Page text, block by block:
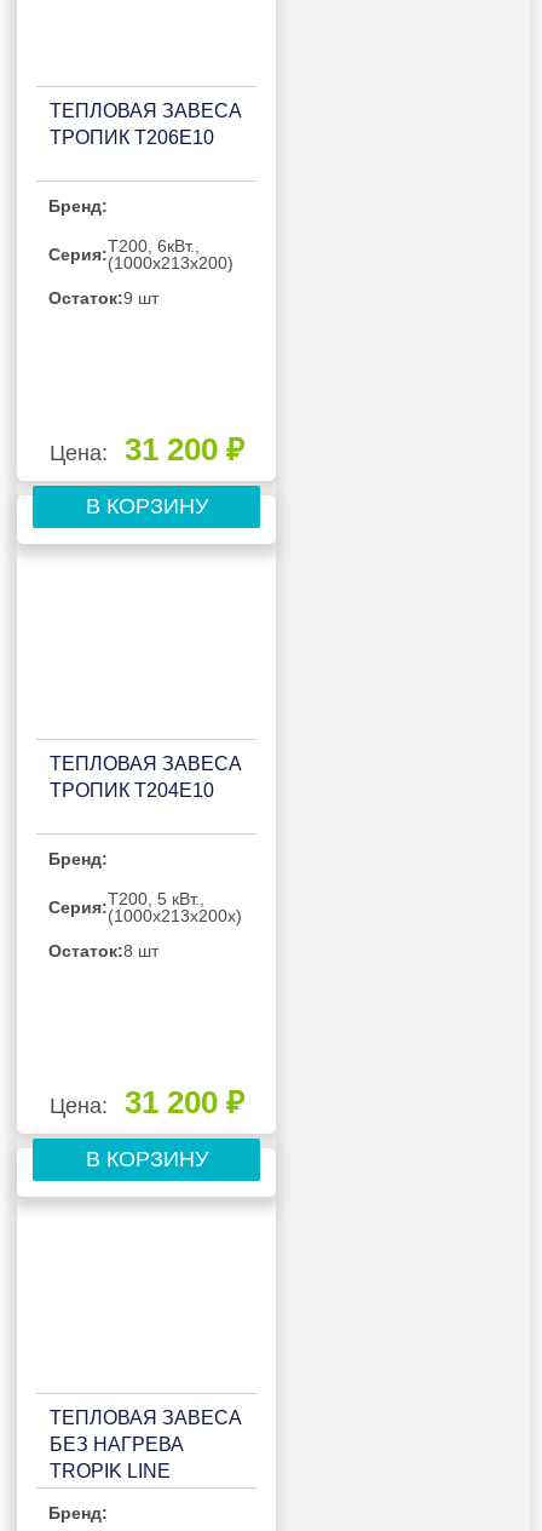
ТЕПЛОВАЯ ЗАВЕСА
ТРОПИК Т206Е10
Бренд:
Серия:Т200, 6кВт.,
(1000х213х200)
Остаток:9 шт
Цена: 31 200 ₽
В КОРЗИНУ
ТЕПЛОВАЯ ЗАВЕСА
ТРОПИК Т204Е10
Бренд:
Серия:Т200, 5 кВт.,
(1000х213х200х)
Остаток:8 шт
Цена: 31 200 ₽
В КОРЗИНУ
ТЕПЛОВАЯ ЗАВЕСА
БЕЗ НАГРЕВА
TROPIK LINE
Бренд: